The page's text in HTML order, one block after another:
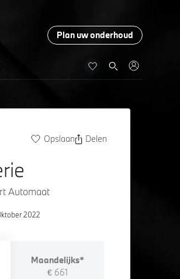
Plan uw onderhoud
Opslaan Delen
Automaat
2022
Maandelijks*
€ 661